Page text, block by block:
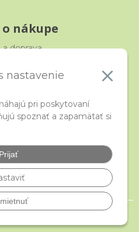
nastavenie
pri poskytovaní
spoznať a zapamätať si
Prijať
nákupe
doprava
podmienky
otázky
a polodrahokamy široko ďaleko •